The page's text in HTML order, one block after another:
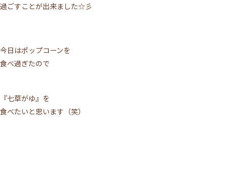
過ごすことが出来ました☆彡
今日はポップコーンを
食べ過ぎたので
『七草がゆ』を
食べたいと思います（笑）